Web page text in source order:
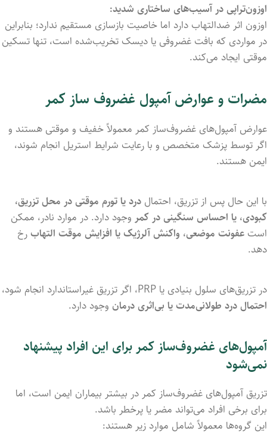
اوزون‌تراپی در آسیب‌های ساختاری شدید:
اوزون اثر ضدالتهاب دارد اما خاصیت بازسازی مستقیم ندارد؛ بنابراین
در مواردی که بافت غضروفی یا دیسک تخریب‌شده است، تنها تسکین
موقتی ایجاد می‌کند.
مضرات و عوارض آمپول غضروف ساز کمر
عوارض آمپول‌های غضروف‌ساز کمر معمولاً خفیف و موقتی هستند و
اگر توسط پزشک متخصص و با رعایت شرایط استریل انجام شوند،
ایمن هستند.
با این حال پس از تزریق، احتمال درد یا تورم موقتی در محل تزریق،
کبودی، یا احساس سنگینی در کمر وجود دارد. در موارد نادر، ممکن
است عفونت موضعی، واکنش آلرژیک یا افزایش موقت التهاب رخ
دهد.
در تزریق‌های سلول بنیادی یا PRP، اگر تزریق غیراستاندارد انجام شود،
احتمال درد طولانی‌مدت یا بی‌اثری درمان وجود دارد.
آمپول‌های غضروف‌ساز کمر برای این افراد پیشنهاد
نمی‌شود
تزریق آمپول‌های غضروف‌ساز کمر در بیشتر بیماران ایمن است، اما
برای برخی افراد می‌تواند مضر یا پرخطر باشد.
این گروه‌ها معمولاً شامل موارد زیر هستند: